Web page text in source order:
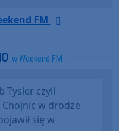
FM
w Weekend FM
Tysler czyli
Chojnic w drodze
się w